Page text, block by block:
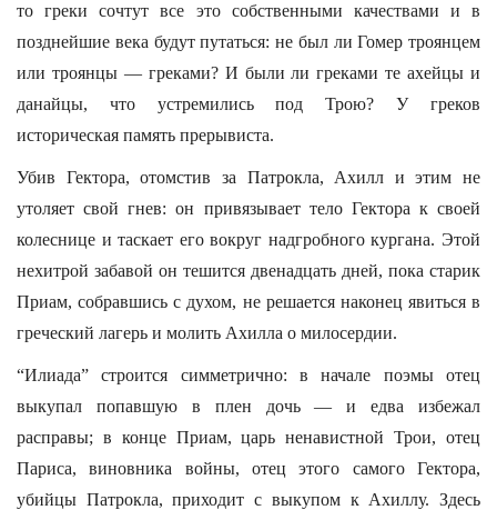
то греки сочтут все это собственными качествами и в
позднейшие века будут путаться: не был ли Гомер троянцем
или троянцы — греками? И были ли греками те ахейцы и
данайцы, что устремились под Трою? У греков
историческая память прерывиста.
Убив Гектора, отомстив за Патрокла, Ахилл и этим не
утоляет свой гнев: он привязывает тело Гектора к своей
колеснице и таскает его вокруг надгробного кургана. Этой
нехитрой забавой он тешится двенадцать дней, пока старик
Приам, собравшись с духом, не решается наконец явиться в
греческий лагерь и молить Ахилла о милосердии.
“Илиада” строится симметрично: в начале поэмы отец
выкупал попавшую в плен дочь — и едва избежал
расправы; в конце Приам, царь ненавистной Трои, отец
Париса, виновника войны, отец этого самого Гектора,
убийцы Патрокла, приходит с выкупом к Ахиллу. Здесь